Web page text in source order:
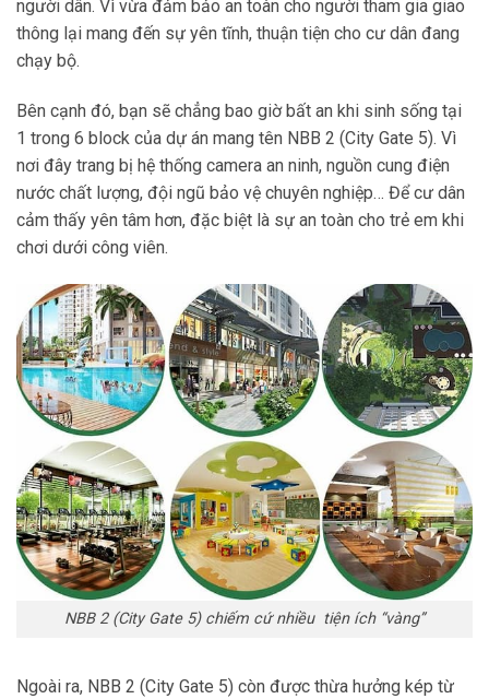
người dân. Vì vừa đảm bảo an toàn cho người tham gia giao
thông lại mang đến sự yên tĩnh, thuận tiện cho cư dân đang
chạy bộ.
Bên cạnh đó, bạn sẽ chẳng bao giờ bất an khi sinh sống tại
1 trong 6 block của dự án mang tên NBB 2 (City Gate 5). Vì
nơi đây trang bị hệ thống camera an ninh, nguồn cung điện
nước chất lượng, đội ngũ bảo vệ chuyên nghiệp… Để cư dân
cảm thấy yên tâm hơn, đặc biệt là sự an toàn cho trẻ em khi
chơi dưới công viên.
NBB 2 (City Gate 5) chiếm cứ nhiều tiện ích “vàng”
Ngoài ra, NBB 2 (City Gate 5) còn được thừa hưởng kép từ